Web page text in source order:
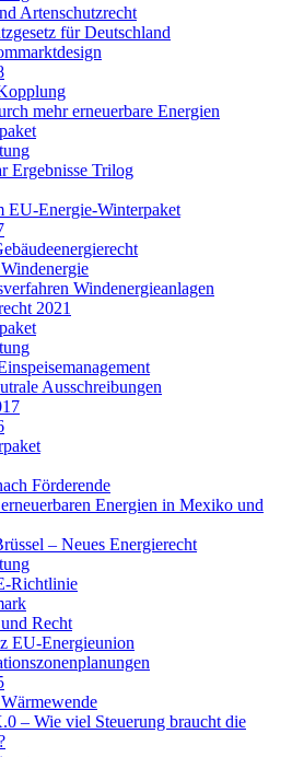
Artenschutzrecht
für Deutschland
mehr erneuerbare Energien
Ergebnisse Trilog
EU-Energie-Winterpaket
Windenergieanlagen
2021
Ausschreibungen
Förderende
Energien in Mexiko und
– Neues Energierecht
Richtlinie
Recht
EU-Energieunion
– Wie viel Steuerung braucht die